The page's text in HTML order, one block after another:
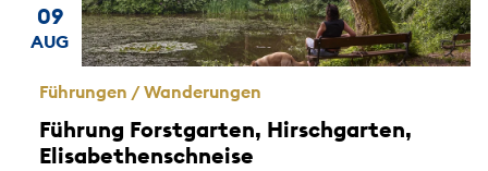
Führungen / Wanderungen
Führung Forstgarten, Hirschgarten,
Elisabethenschneise
09
AUG